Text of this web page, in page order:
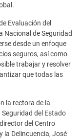
Evaluación del
Nacional de Seguridad
desde un enfoque
seguros, así como
trabajar y resolver
que todas las
la rectora de la
Seguridad del Estado
del Centro
la Delincuencia, José